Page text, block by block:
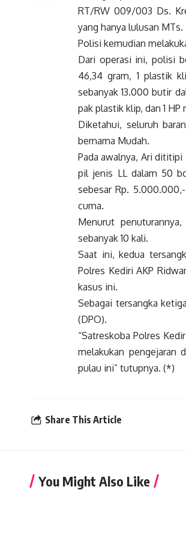
RT/RW 009/003 Ds.
yang hanya lulusan MTs.
Polisi kemudian
Dari operasi ini, polisi
46,34 gram, 1 plastik
sebanyak 13.000 butir
pak plastik klip, dan 1
Diketahui, seluruh
bernama Mudah.
Pada awalnya, Ari
pil jenis LL dalam 50
sebesar Rp.
cuma.
Menurut
sebanyak 10 kali.
Saat ini, kedua
Polres Kediri AKP
kasus ini.
Sebagai tersangka
(DPO).
“Satreskoba Polres
melakukan pengejaran
pulau ini” tutupnya. (*)
Share This Article
You Might Also Like